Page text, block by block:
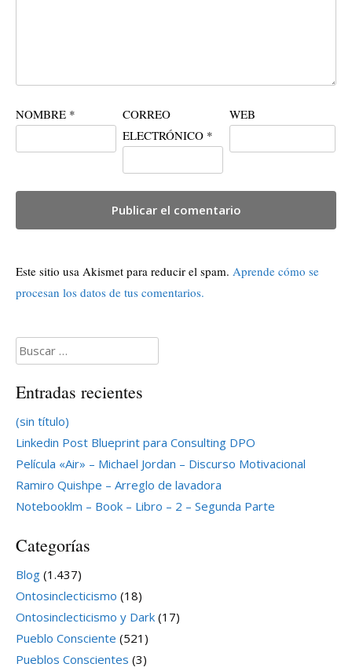
NOMBRE *
CORREO
ELECTRÓNICO *
WEB
Este sitio usa Akismet para reducir el spam. Aprende cómo se
procesan los datos de tus comentarios.
Buscar:
Entradas recientes
(sin título)
Linkedin Post Blueprint para Consulting DPO
Película «Air» – Michael Jordan – Discurso Motivacional
Ramiro Quishpe – Arreglo de lavadora
Notebooklm – Book – Libro – 2 – Segunda Parte
Categorías
Blog (1.437)
Ontosinclecticismo (18)
Ontosinclecticismo y Dark (17)
Pueblo Consciente (521)
Pueblos Conscientes (3)